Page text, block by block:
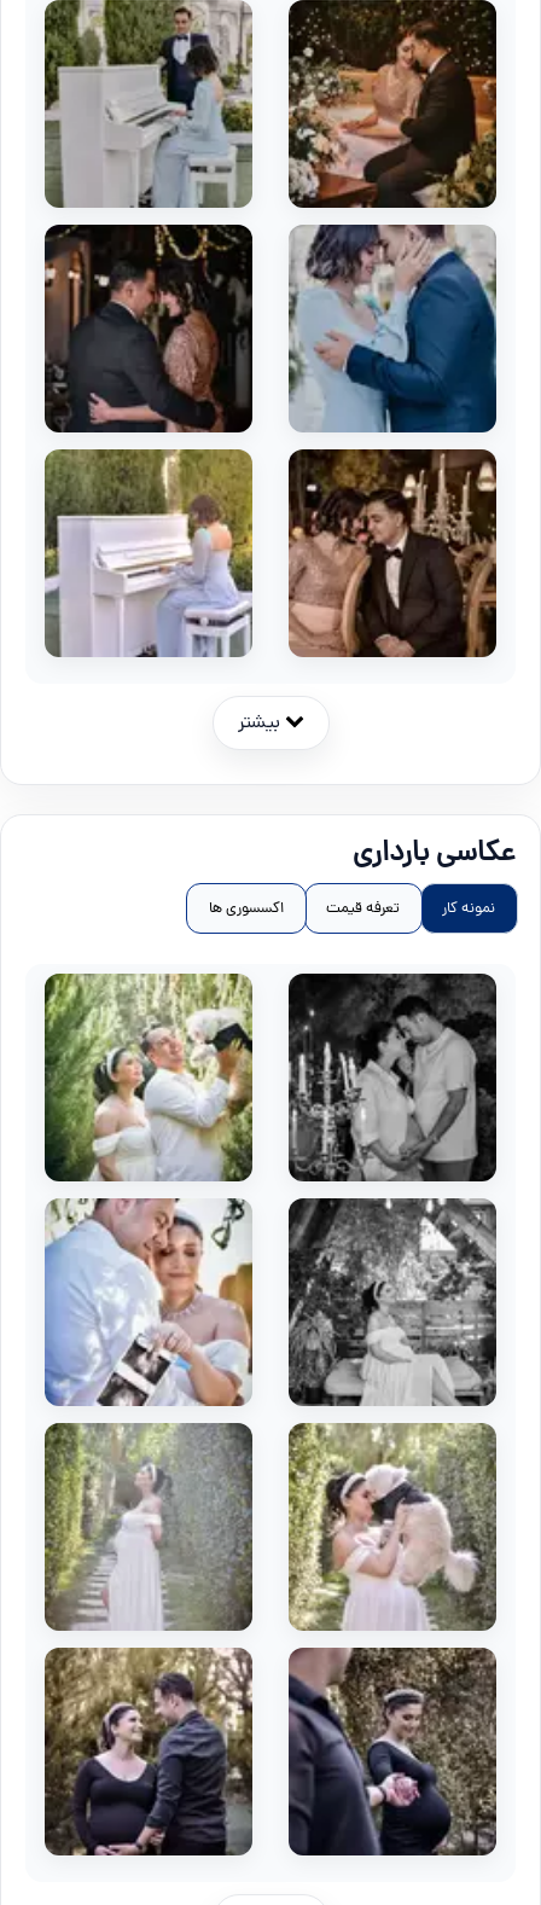
بیشتر
عکاسی بارداری
نمونه کار تعرفه قیمت اکسسوری ها